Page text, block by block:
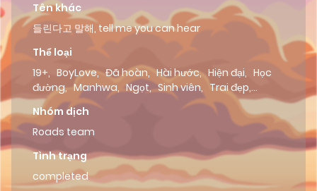
Tên khác
들린다고 말해, tell me you can hear
Thể loại
19+, BoyLove, Đã hoàn, Hài hước, Hiện đại, Học
đường, Manhwa, Ngọt, Sinh viên, Trai đẹp,
Truyện ngắn
Nhóm dịch
Roads team
Tình trạng
completed